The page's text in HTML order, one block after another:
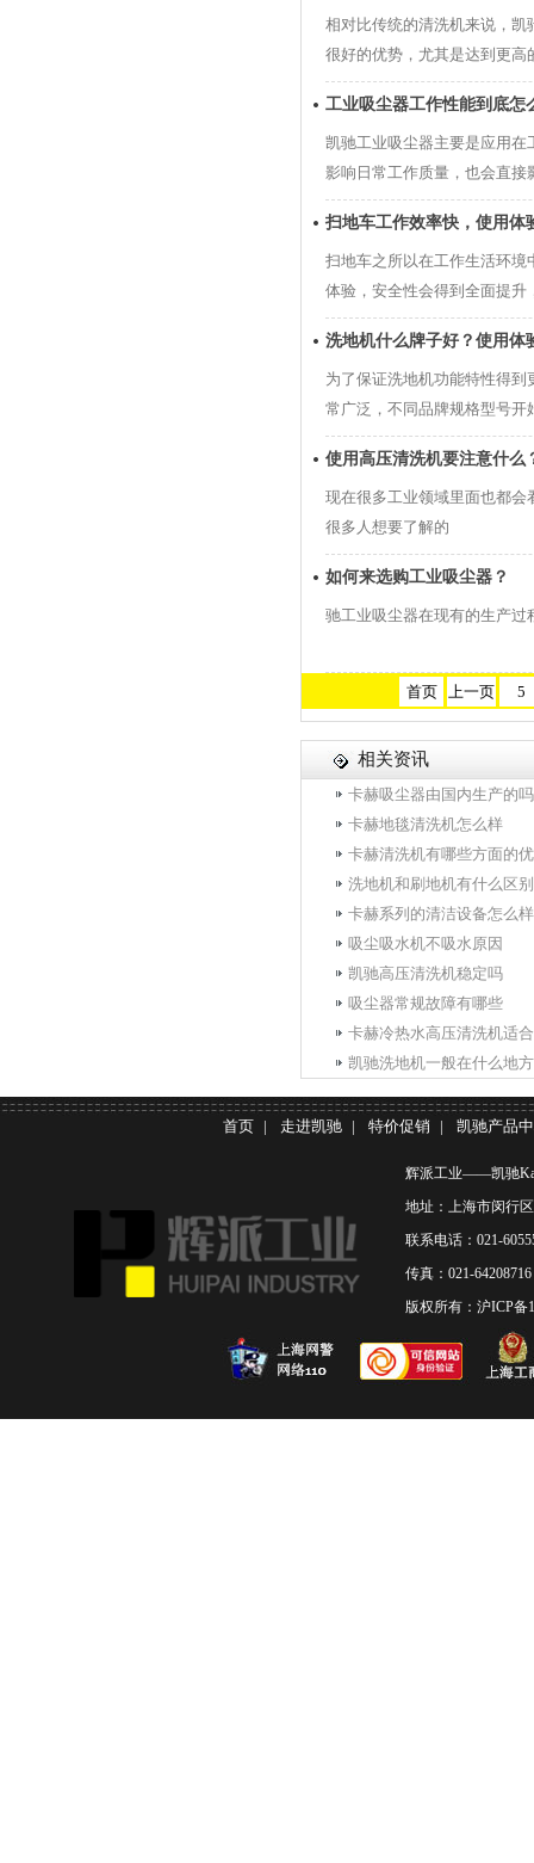
相对比传统的清洗机来说，
很好的优势，尤其是达到更
工业吸尘器工作性能到底怎
凯驰工业吸尘器主要是应用
影响日常工作质量，也会直接
扫地车工作效率快，使用体
扫地车之所以在工作生活环
体验，安全性会得到全面提
洗地机什么牌子好？使用体
为了保证洗地机功能特性得
常广泛，不同品牌规格型号开
使用高压清洗机要注意什么
现在很多工业领域里面也都
很多人想要了解的
如何来选购工业吸尘器？
驰工业吸尘器在现有的生产
首页 上一页 5
相关资讯
卡赫吸尘器由国内生产的
卡赫地毯清洗机怎么样
卡赫清洗机有哪些方面的
洗地机和刷地机有什么区别
卡赫系列的清洁设备怎么样
吸尘吸水机不吸水原因
凯驰高压清洗机稳定吗
吸尘器常规故障有哪些
卡赫冷热水高压清洗机适
凯驰洗地机一般在什么地
首页 | 走进凯驰 | 特价促销 | 凯驰产品
辉派工业——凯驰
地址：上海市闵行
联系电话：021-
传真：021-
版权所有： 沪ICP备